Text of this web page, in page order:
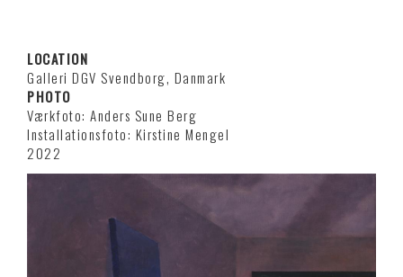
LOCATION
Galleri DGV Svendborg, Danmark
PHOTO
Værkfoto: Anders Sune Berg
Installationsfoto: Kirstine Mengel
2022